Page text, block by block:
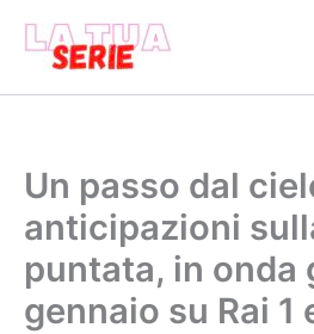
contenuto
Un passo dal
anticipazioni
puntata, in onda
gennaio su Rai 1